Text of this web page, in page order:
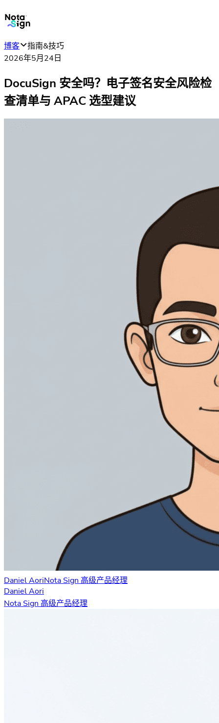
博客
指南&技巧
2026年5月24日
DocuSign 安全吗？电子签名安全风险检
查清单与 APAC 选型建议
Daniel AoriNota Sign 高级产品经理
Daniel Aori
Nota Sign 高级产品经理